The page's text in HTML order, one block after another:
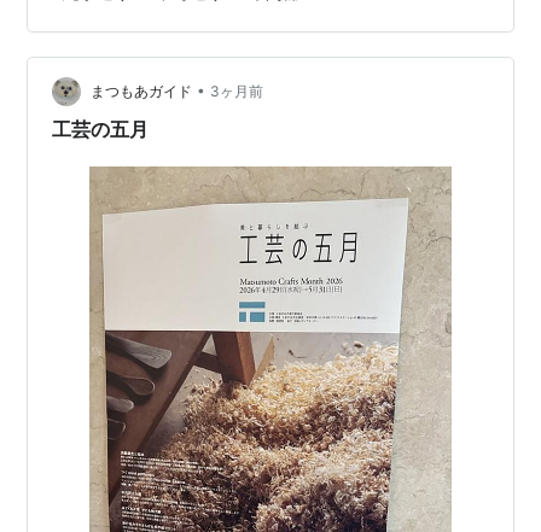
り、最後は草間彌生の故郷でもある松本市美術館へ向か
います。各スポットは徒歩で移動できる距離にあり、半
日ほどでも歴史とアートが調和する松本の魅力をゆった
り楽しめます。 松本市内半日散策モデルコース …
まつもあガイド • 3ヶ月前
工芸の五月